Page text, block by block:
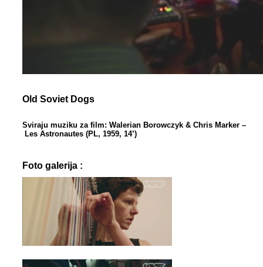
Old Soviet Dogs
Sviraju muziku za film: Walerian Borowczyk & Chris Marker –
Les Astronautes (PL, 1959, 14’)
Foto galerija :